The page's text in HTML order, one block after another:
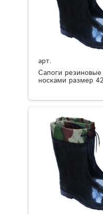
арт.
Сапоги
носками размер 42